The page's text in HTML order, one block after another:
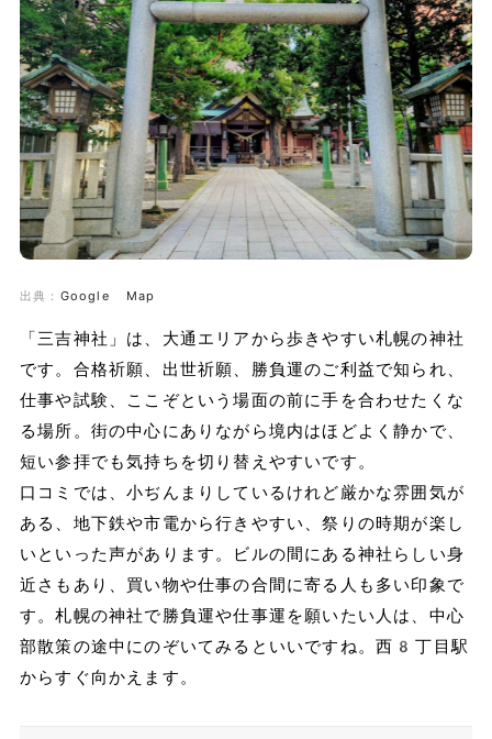
出典： Google Map
「三吉神社」は、大通エリアから歩きやすい札幌の神社
です。合格祈願、出世祈願、勝負運のご利益で知られ、
仕事や試験、ここぞという場面の前に手を合わせたくな
る場所。街の中心にありながら境内はほどよく静かで、
短い参拝でも気持ちを切り替えやすいです。
口コミでは、小ぢんまりしているけれど厳かな雰囲気が
ある、地下鉄や市電から行きやすい、祭りの時期が楽し
いといった声があります。ビルの間にある神社らしい身
近さもあり、買い物や仕事の合間に寄る人も多い印象で
す。札幌の神社で勝負運や仕事運を願いたい人は、中心
部散策の途中にのぞいてみるといいですね。西8丁目駅
からすぐ向かえます。